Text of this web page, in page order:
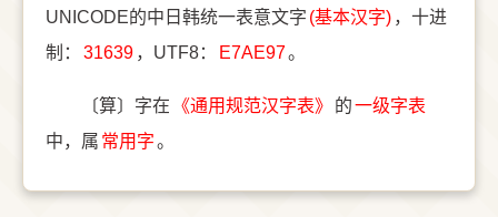
UNICODE的中日韩统一表意文字 (基本汉字) ，十进
制：
31639 ，UTF8： E7AE97。
〔算〕字在 《通用规范汉字表》 的一级字表
中，属 常用字。